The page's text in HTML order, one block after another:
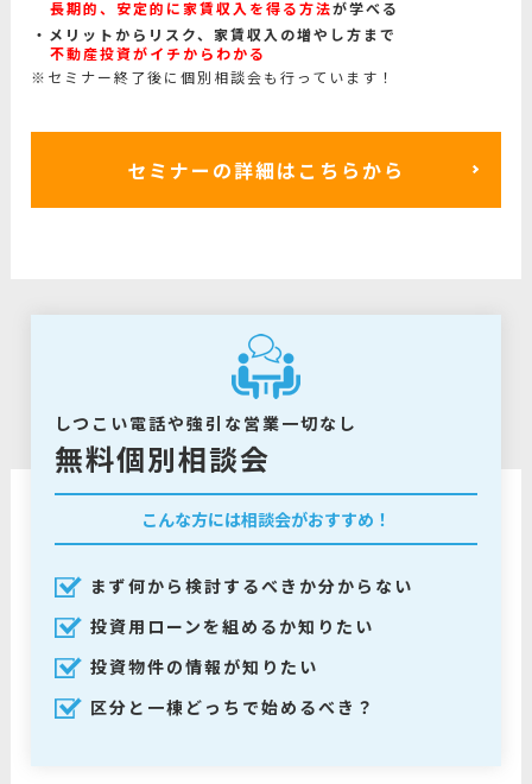
長期的、安定的に家賃収入を得る方法が学べる
メリットからリスク、家賃収入の増やし方まで
不動産投資がイチからわかる
※セミナー終了後に個別相談会も行っています！
セミナーの詳細はこちらから
しつこい電話や強引な営業一切なし
無料個別相談会
こんな方には相談会がおすすめ！
まず何から検討するべきか分からない
投資用ローンを組めるか知りたい
投資物件の情報が知りたい
区分と一棟どっちで始めるべき？